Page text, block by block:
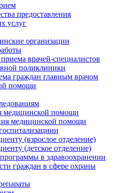
предоставления
услуг
организации
врачей-специалистов
поликлиники
граждан главным врачом
помощи
медицинской помощи
медицинской помощи
(взрослое отделение)
(детское отделение)
в здравоохранении
граждан в сфере охраны